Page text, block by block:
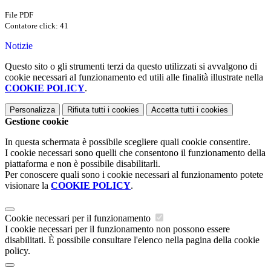
File PDF
Contatore click: 41
Notizie
Questo sito o gli strumenti terzi da questo utilizzati si avvalgono di
cookie necessari al funzionamento ed utili alle finalità illustrate nella
COOKIE POLICY.
Personalizza Rifiuta tutti i cookies Accetta tutti i cookies
Gestione cookie
In questa schermata è possibile scegliere quali cookie consentire.
I cookie necessari sono quelli che consentono il funzionamento della
piattaforma e non è possibile disabilitarli.
Per conoscere quali sono i cookie necessari al funzionamento potete
visionare la COOKIE POLICY.
Cookie necessari per il funzionamento
I cookie necessari per il funzionamento non possono essere
disabilitati. È possibile consultare l'elenco nella pagina della cookie
policy.